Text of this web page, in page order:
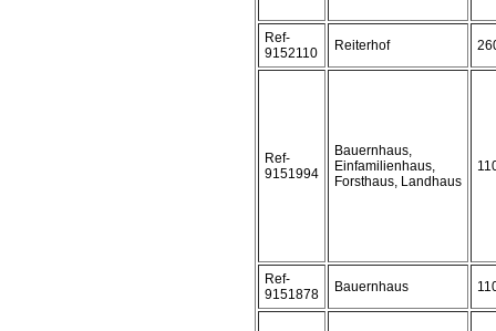
Ref-
9152110
Reiterhof
Ref-
9151994
Bauernhaus,
Einfamilienhaus,
Forsthaus, Landhaus
Ref-
9151878
Bauernhaus